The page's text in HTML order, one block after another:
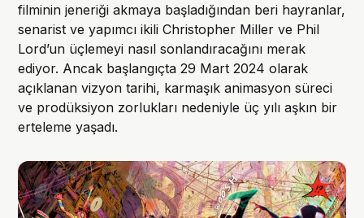
filminin jeneriği akmaya başladığından beri hayranlar,
senarist ve yapımcı ikili Christopher Miller ve Phil
Lord’un üçlemeyi nasıl sonlandıracağını merak
ediyor. Ancak başlangıçta 29 Mart 2024 olarak
açıklanan vizyon tarihi, karmaşık animasyon süreci
ve prodüksiyon zorlukları nedeniyle üç yılı aşkın bir
erteleme yaşadı.